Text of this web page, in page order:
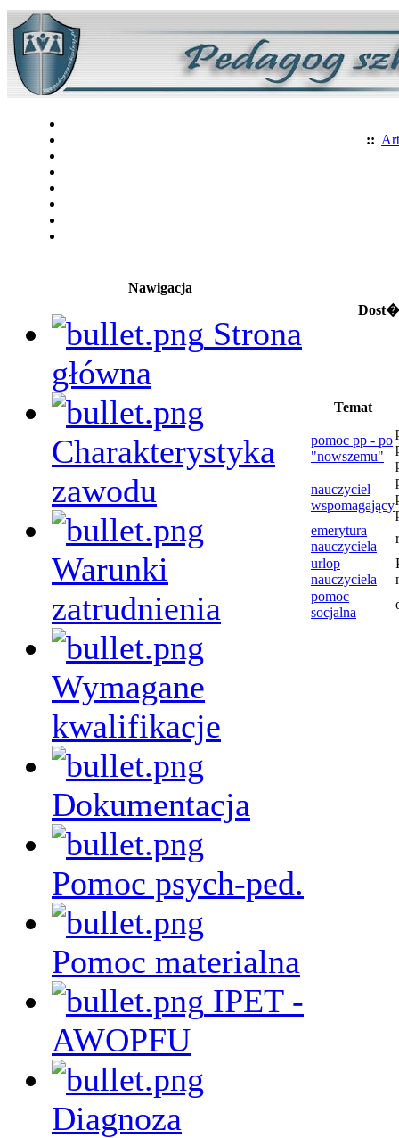
::
Nawigacja
Strona
główna
Charakterystyka
zawodu
Warunki
zatrudnienia
Wymagane
kwalifikacje
Dokumentacja
Pomoc psych-ped.
Pomoc materialna
IPET -
AWOPFU
Diagnoza
Temat
pomoc pp - po
"nowszemu"
nauczyciel
wspomagający
emerytura
nauczyciela
urlop
nauczyciela
pomoc
socjalna